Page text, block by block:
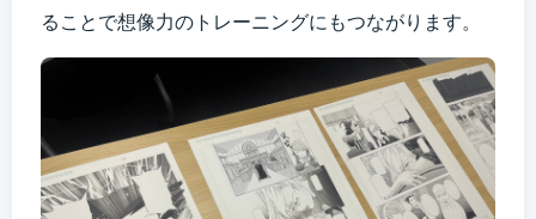
ることで想像⼒のトレーニングにもつながります。